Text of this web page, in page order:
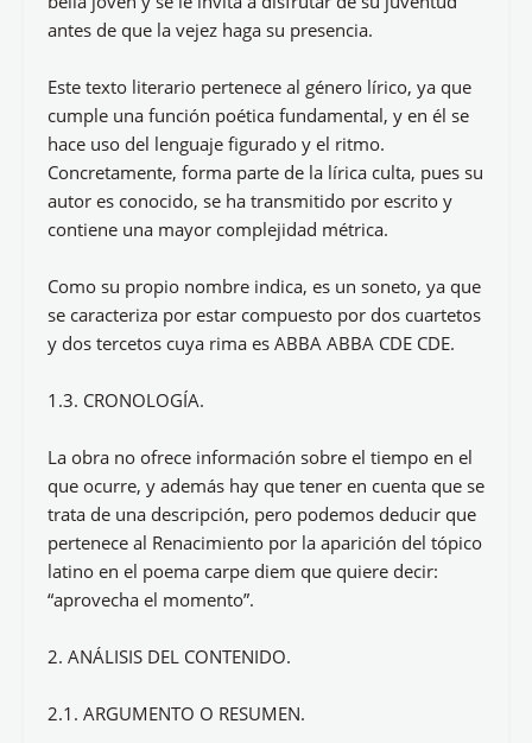
antes de que la vejez haga su presencia.
Este texto literario pertenece al género lírico, ya que
cumple una función poética fundamental, y en él se
hace uso del lenguaje figurado y el ritmo.
Concretamente, forma parte de la lírica culta, pues su
autor es conocido, se ha transmitido por escrito y
contiene una mayor complejidad métrica.
Como su propio nombre indica, es un soneto, ya que
se caracteriza por estar compuesto por dos cuartetos
y dos tercetos cuya rima es ABBA ABBA CDE CDE.
1.3. CRONOLOGÍA.
La obra no ofrece información sobre el tiempo en el
que ocurre, y además hay que tener en cuenta que se
trata de una descripción, pero podemos deducir que
pertenece al Renacimiento por la aparición del tópico
latino en el poema carpe diem que quiere decir:
“aprovecha el momento”.
2. ANÁLISIS DEL CONTENIDO.
2.1. ARGUMENTO O RESUMEN.